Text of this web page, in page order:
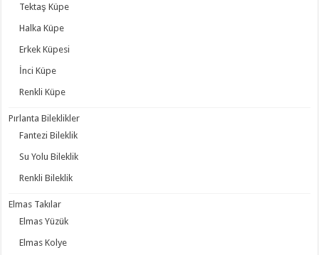
Tektaş Küpe
Halka Küpe
Erkek Küpesi
İnci Küpe
Renkli Küpe
Pırlanta Bileklikler
Fantezi Bileklik
Su Yolu Bileklik
Renkli Bileklik
Elmas Takılar
Elmas Yüzük
Elmas Kolye